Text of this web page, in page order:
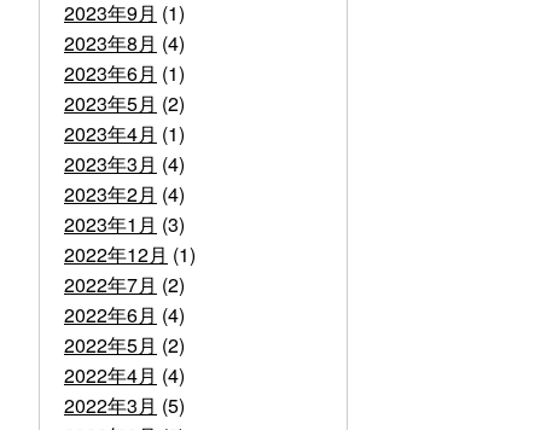
2023年9月 (1)
2023年8月 (4)
2023年6月 (1)
2023年5月 (2)
2023年4月 (1)
2023年3月 (4)
2023年2月 (4)
2023年1月 (3)
2022年12月 (1)
2022年7月 (2)
2022年6月 (4)
2022年5月 (2)
2022年4月 (4)
2022年3月 (5)